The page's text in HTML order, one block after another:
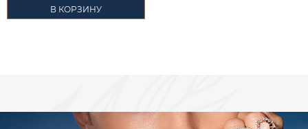
В КОРЗИНУ